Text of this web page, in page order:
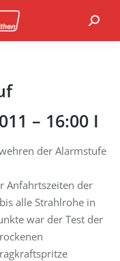
– 16:00 I
der Alarmstufe
Anfahrtszeiten der
alle Strahlrohe in
war der Test der